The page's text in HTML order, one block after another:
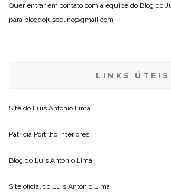
Quer entrar em contato com a equipe do Blog do
para blogdojuscelino@gmail.com
LINKS ÚTEIS
Site do Luis Antonio Lima
Patricia Portilho Interiores
Blog do Luis Antonio Lima
Site oficial do Luis Antonio Lima